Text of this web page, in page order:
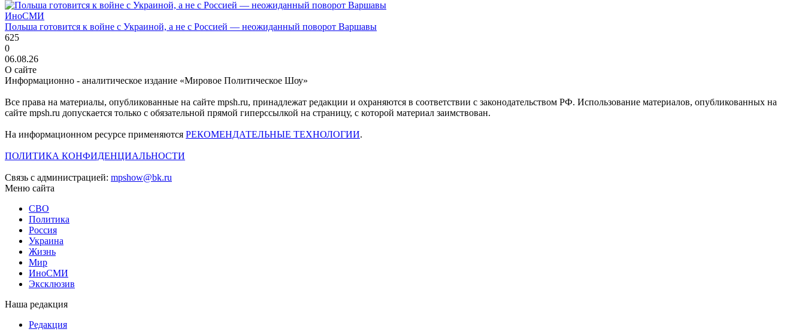
ИноСМИ
Польша готовится к войне с Украиной, а не с Россией — неожиданный поворот Варшавы
625
0
06.08.26
О сайте
Информационно - аналитическое издание «Мировое Политическое Шоу»
Все права на материалы, опубликованные на сайте mpsh.ru, принадлежат редакции и охраняются в соответствии с законодательством РФ. Использование материалов, опубликованных на
сайте mpsh.ru допускается только с обязательной прямой гиперссылкой на страницу, с которой материал заимствован.
На информационном ресурсе применяются РЕКОМЕНДАТЕЛЬНЫЕ ТЕХНОЛОГИИ.
ПОЛИТИКА КОНФИДЕНЦИАЛЬНОСТИ
Связь с администрацией: mpshow@bk.ru
Меню сайта
СВО
Политика
Россия
Украина
Жизнь
Мир
ИноСМИ
Эксклюзив
Наша редакция
Редакция